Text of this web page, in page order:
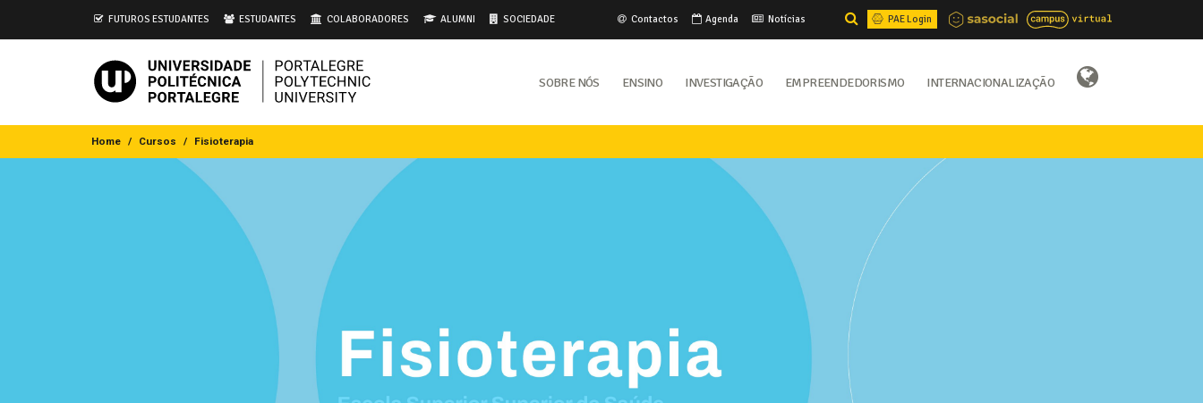
FUTUROS ESTUDANTES ESTUDANTES COLABORADORES ALUMNI SOCIEDADE Contactos Agenda Notícias PAE Login
Sobre Nós Ensino Investigação Empreendedorismo Internacionalização
Home Cursos Fisioterapia